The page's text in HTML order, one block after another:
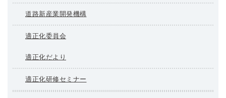
道路新産業開発機構
適正化委員会
適正化だより
適正化研修セミナー